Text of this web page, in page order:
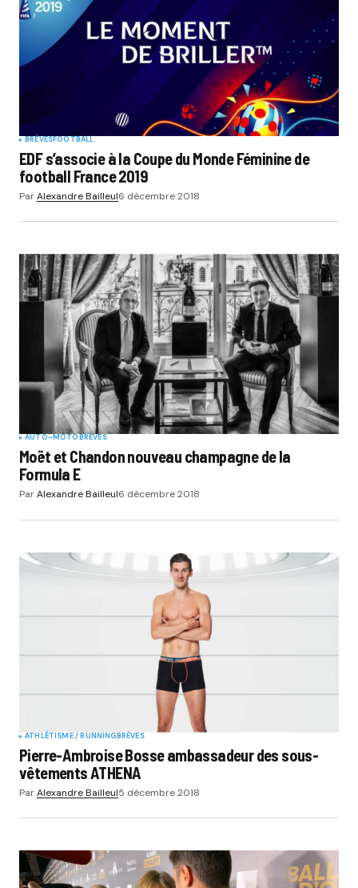
BRÈVESFOOTBALL
EDF s’associe à la Coupe du Monde Féminine de
football France 2019
ParAlexandre Bailleul6 décembre 2018
AUTO-MOTO BRÈVES
Moët et Chandon nouveau champagne de la
Formula E
ParAlexandre Bailleul6 décembre 2018
ATHLÉTISME / RUNNINGBRÈVES
Pierre-Ambroise Bosse ambassadeur des sous-
vêtements ATHENA
ParAlexandre Bailleul5 décembre 2018